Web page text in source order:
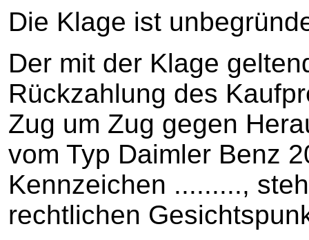
Die Klage ist
Der mit der Klage
Rückzahlung des
Zug um Zug gegen
vom Typ Daimler Benz
Kennzeichen .........,
rechtlichen